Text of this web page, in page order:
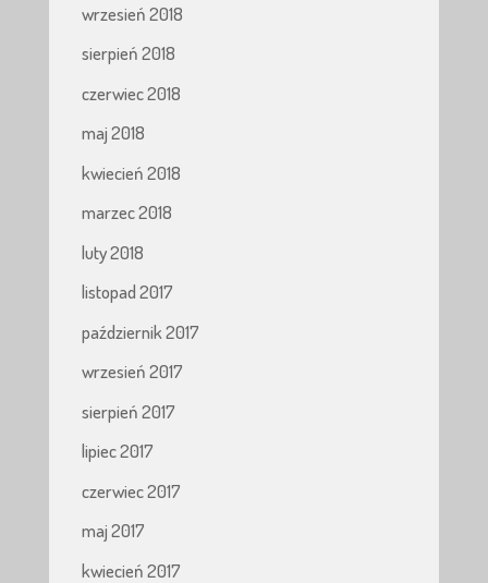
wrzesień 2018
sierpień 2018
czerwiec 2018
maj 2018
kwiecień 2018
marzec 2018
luty 2018
listopad 2017
październik 2017
wrzesień 2017
sierpień 2017
lipiec 2017
czerwiec 2017
maj 2017
kwiecień 2017